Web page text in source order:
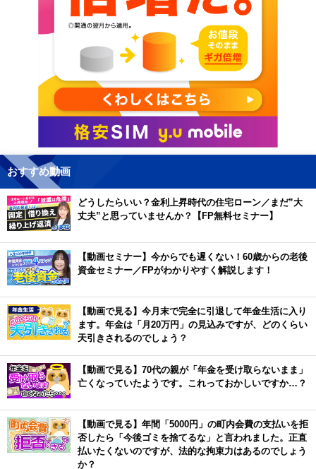
おすすめ動画
どうしたらいい？金利上昇時代の住宅ローン／まだ”大
丈夫”と思っていませんか？【FP無料セミナー】
【動画セミナー】今からでも遅くない！60歳からの老後
資金セミナー／FPがわかりやすく解説します！
【動画で見る】今月末で完全に引退して年金生活に入り
ます。年金は「月20万円」の見込みですが、どのくらい
天引きされるのでしょう？
【動画で見る】70代の親が「年金を受け取らないまま」
亡くなっていたようです。これっておかしいですか…？
【動画で見る】年間「5000円」の町内会費の支払いを拒
否したら「今後ゴミを捨てるな」と言われました。正直
払いたくないのですが、法的な拘束力はあるのでしょう
か？